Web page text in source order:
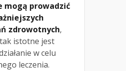
mogą prowadzić
zdrowotnych,
istotne jest
w celu
leczenia.